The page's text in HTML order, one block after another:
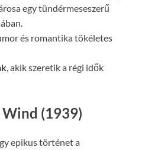
egy tündérmeseszerű
és romantika tökéletes
, akik szeretik a régi idők
(1939)
epikus történet a